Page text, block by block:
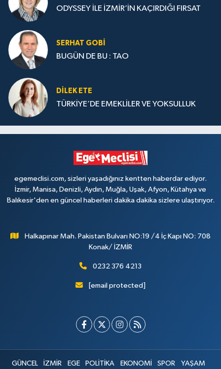
ODYSSEY İLE İZMİR’İN KAÇIRDIĞI FIRSAT
SERHAT GOBİ
BUGÜN DE BU : TAO
DILEK ETE
TÜRKİYE’DE EMEKLİLER VE YOKSULLUK
egemeclisi.com, sizleri yaşadığınız kentten haberdar ediyor.
İzmir, Manisa, Denizli, Aydın, Muğla, Uşak, Afyon, Kütahya ve
Balıkesir'den en güncel haberleri dakika dakika sizlere ulaştırıyor.
Halkapınar Mah. Pakistan Bulvarı NO:19 /4 İç Kapı NO: 708
Konak/ İZMİR
0232 376 4213
[email protected]
GÜNCEL İZMİR EGE POLİTİKA EKONOMİ SPOR YAŞAM